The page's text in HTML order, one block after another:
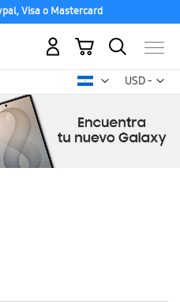
Visa o Mastercard
USD -
dólar
Mi carrito